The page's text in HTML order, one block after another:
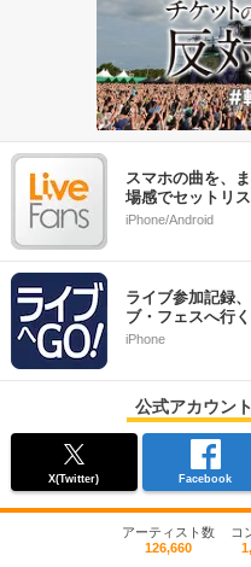
スマホの曲を、
場感でセットリ
iPhone/Android
ライブ参加記録
ブ・フェスへ行
iPhone
公式アカウン
X(Twitter) Facebook
アーティスト数
126,660
コ